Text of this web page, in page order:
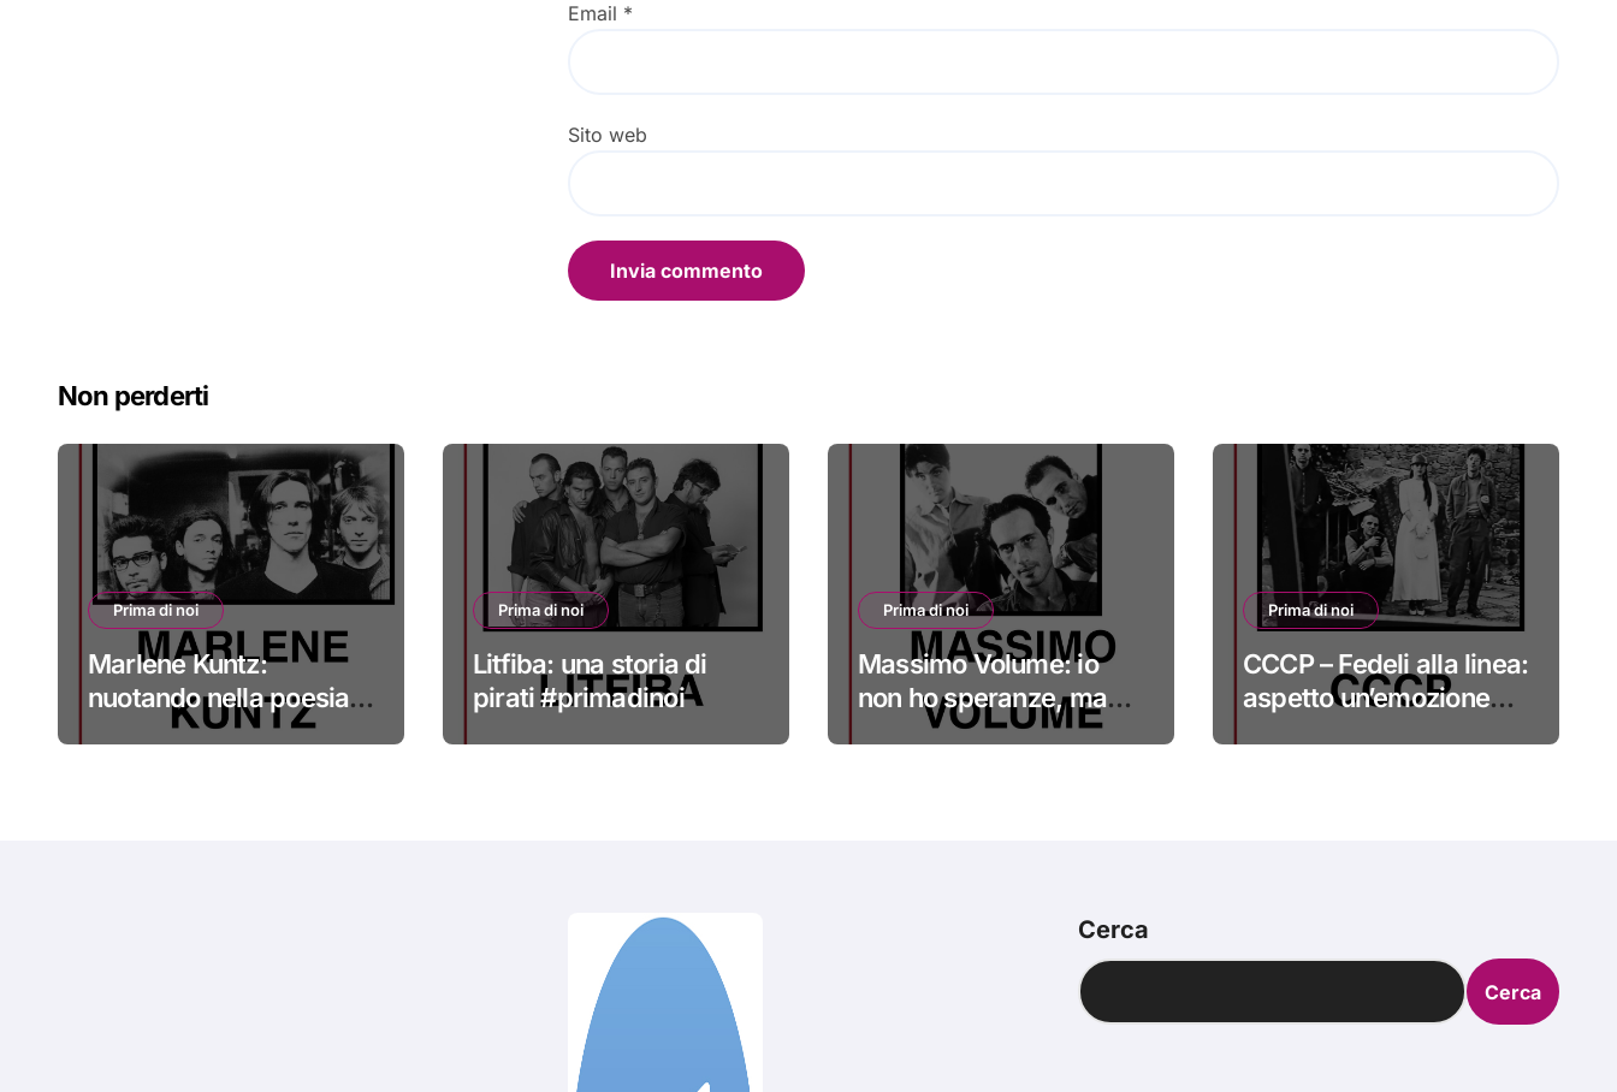
Email *
Sito web
Non perderti
Prima di noi
Marlene Kuntz:
nuotando nella poesia
#primadinoi
Prima di noi
Litfiba: una storia di
pirati #primadinoi
Prima di noi
Massimo Volume: io
non ho speranze, ma
credo nella cura
Prima di noi
CCCP – Fedeli alla linea:
aspetto un’emozione
Cerca
Cerca